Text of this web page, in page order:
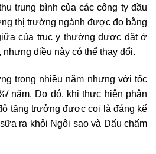
trung bình của các công ty đầu
thị trường ngành được đo bằng
của trục y thường được đặt ở
điều này có thể thay đổi.
trong nhiều năm nhưng với tốc
năm. Do đó, khi thực hiện phân
tăng trưởng được coi là đáng kể
ra khỏi Ngôi sao và Dấu chấm